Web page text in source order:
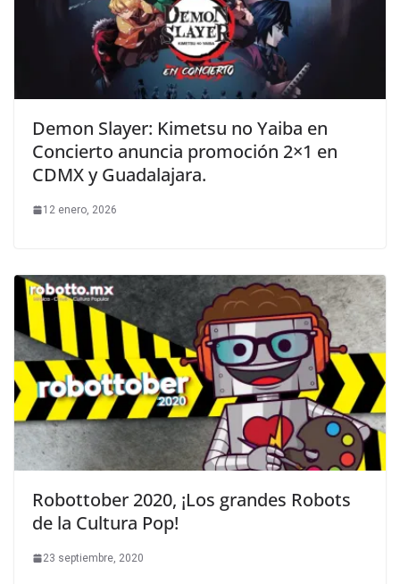
Demon Slayer: Kimetsu no Yaiba en
Concierto anuncia promoción 2×1 en
CDMX y Guadalajara.
12 enero, 2026
Robottober 2020, ¡Los grandes Robots
de la Cultura Pop!
23 septiembre, 2020